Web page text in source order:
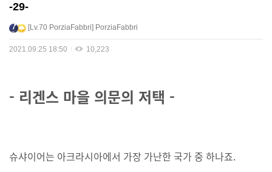
-29-
Lv.70 PorziaFabbri PorziaFabbri
2021.09.25 18:50 10,223
- 리겐스 마을 의문의 저택 -
슈샤이어는 아크라시아에서 가장 가난한 국가 중 하나죠.